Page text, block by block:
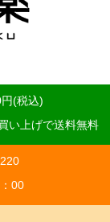
(税込)
い上げで送料無料
00